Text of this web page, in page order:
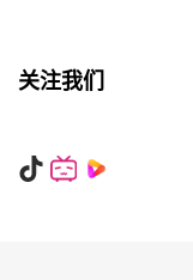
关注我们